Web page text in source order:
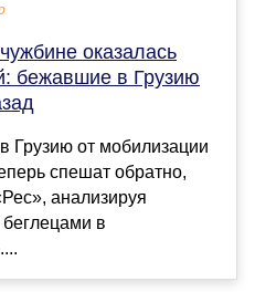
оказалась
бежавшие в Грузию
Грузию от мобилизации
спешат обратно,
анализируя
в